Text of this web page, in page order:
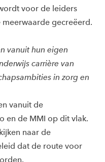
voor de leiders
gecreëerd.
vanuit hun eigen
carrière van
in zorg en
vanuit de
en de MMI op dit vlak.
naar de
dat de route voor